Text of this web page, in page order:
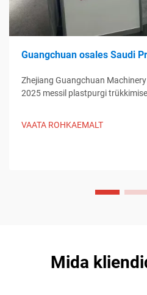
Guangchuan osales Saudi
Zhejiang Guangchuan
2025 messil plastpurgi
VAATA ROHKAEMALT
Mida